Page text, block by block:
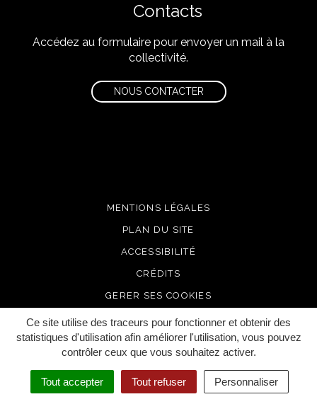
Ce site utilise des traceurs pour fonctionner et obtenir des
statistiques d'utilisation afin améliorer l'utilisation, vous pouvez
contrôler ceux que vous souhaitez activer.
Tout accepter Tout refuser Personnaliser
Contacts
Accédez au formulaire pour envoyer un mail à la
collectivité.
NOUS CONTACTER
MENTIONS LÉGALES
PLAN DU SITE
ACCESSIBILITÉ
CRÉDITS
GERER SES COOKIES